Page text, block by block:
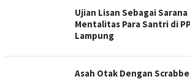
Ujian Lisan Sebagai
Mentalitas Para Santri di
Lampung
Asah Otak Dengan